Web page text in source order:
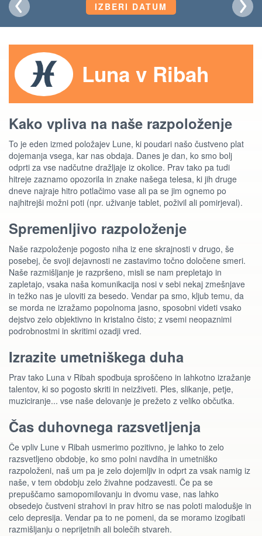
IZBERI DATUM
Luna v Ribah
Kako vpliva na naše razpoloženje
To je eden izmed položajev Lune, ki poudari našo čustveno plat
dojemanja vsega, kar nas obdaja. Danes je dan, ko smo bolj
odprti za vse nadčutne dražljaje iz okolice. Prav tako pa tudi
hitreje zaznamo opozorila in znake našega telesa, ki jih druge
dneve najraje hitro potlačimo vase ali pa se jim ognemo po
najhitrejši možni poti (npr. uživanje tablet, poživil ali pomirjeval).
Spremenljivo razpoloženje
Naše razpoloženje pogosto niha iz ene skrajnosti v drugo, še
posebej, če svoji dejavnosti ne zastavimo točno določene smeri.
Naše razmišljanje je razpršeno, misli se nam prepletajo in
zapletajo, vsaka naša komunikacija nosi v sebi nekaj zmešnjave
in težko nas je uloviti za besedo. Vendar pa smo, kljub temu, da
se morda ne izražamo popolnoma jasno, sposobni videti vsako
dejstvo zelo objektivno in kristalno čisto; z vsemi neopaznimi
podrobnostmi in skritimi ozadji vred.
Izrazite umetniškega duha
Prav tako Luna v Ribah spodbuja sproščeno in lahkotno izražanje
talentov, ki so pogosto skriti in neizživeti. Ples, slikanje, petje,
muziciranje... vse naše delovanje je prežeto z veliko občutka.
Čas duhovnega razsvetljenja
Če vpliv Lune v Ribah usmerimo pozitivno, je lahko to zelo
razsvetljeno obdobje, ko smo polni navdiha in umetniško
razpoloženi, naš um pa je zelo dojemljiv in odprt za vsak namig iz
naše, v tem obdobju zelo živahne podzavesti. Če pa se
prepuščamo samopomilovanju in dvomu vase, nas lahko
obsedejo čustveni strahovi in prav hitro se nas poloti malodušje in
celo depresija. Vendar pa to ne pomeni, da se moramo izogibati
razmišljanju o neprijetnih ali bolečih stvareh.